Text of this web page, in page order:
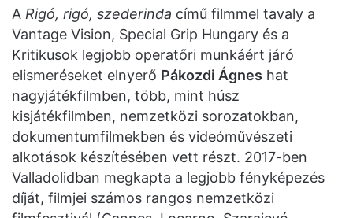
A Rigó, rigó, szederinda című filmmel tavaly a
Vantage Vision, Special Grip Hungary és a
Kritikusok legjobb operatőri munkáért járó
elismeréseket elnyerő Pákozdi Ágnes hat
nagyjátékfilmben, több, mint húsz
kisjátékfilmben, nemzetközi sorozatokban,
dokumentumfilmekben és videóművészeti
alkotások készítésében vett részt. 2017-ben
Valladolidban megkapta a legjobb fényképezés
díját, filmjei számos rangos nemzetközi